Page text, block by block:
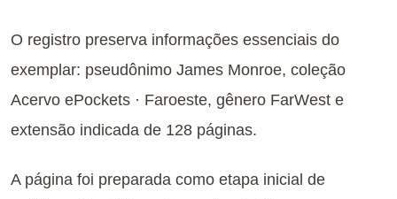
O registro preserva informações essenciais do
exemplar: pseudônimo James Monroe, coleção
Acervo ePockets · Faroeste, gênero FarWest e
extensão indicada de 128 páginas.
A página foi preparada como etapa inicial de